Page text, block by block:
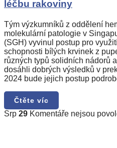
léčbu rakoviny
Tým výzkumníků z oddělení
molekulární patologie v
(SGH) vyvinul postup pro
schopnosti bílých krvinek z
různých typů solidních nádorů
dosáhli dobrých výsledků v
2024 bude jejich postup
Čtěte víc
Srp 29 Komentáře nejsou